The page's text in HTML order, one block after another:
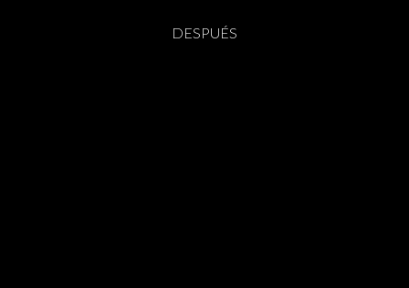
DESPUÉS